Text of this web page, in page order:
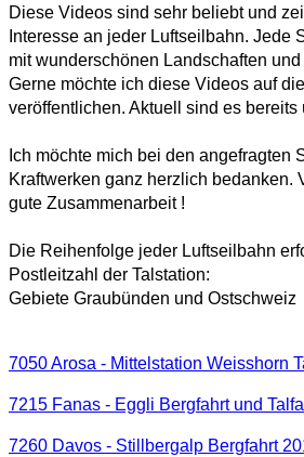
Diese Videos sind sehr beliebt und
Interesse an jeder Luftseilbahn. Jede
mit wunderschönen Landschaften
Gerne möchte ich diese Videos auf
veröffentlichen. Aktuell sind es bereits
Ich möchte mich bei den angefragten
Kraftwerken ganz herzlich bedanken.
gute Zusammenarbeit !
Die Reihenfolge jeder Luftseilbahn
Postleitzahl der Talstation:
Gebiete Graubünden und Ostschweiz
7050 Arosa - Mittelstation Weisshorn
7215 Fanas - Eggli Bergfahrt und
7260 Davos - Stillbergalp Bergfahrt